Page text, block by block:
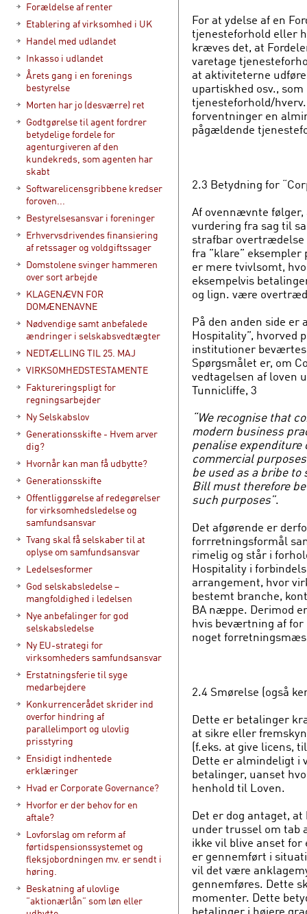
Forældelse af renter
Etablering af virksomhed i UK
Handel med udlandet
Inkasso i udlandet
Årets gang i en forenings
bestyrelse
Morten har jo (desværre) ret
Godtgørelse til agent fordrer
betydelige fordele for
agenturgiveren af den
kundekreds, som agenten har
skabt
Softwarelicensgribbene kredser
foroven...
Bestyrelsesansvar i foreninger
Erhvervsdrivendes finansiering
af retssager og voldgiftssager
Domstolene svinger hammeren
over sort arbejde
KLAGENÆVN FOR
DOMÆNENAVNE
Nødvendige samt anbefalede
ændringer i selskabsvedtægter
NEDTÆLLING TIL 25. MAJ
VIRKSOMHEDSTESTAMENTE
Faktureringspligt for
regningsarbejder
Ny Selskabslov
Generationsskifte - Hvem arver
dig?
Hvornår kan man få udbytte?
Generationsskifte
Offentliggørelse af redegørelser
for virksomhedsledelse og
samfundsansvar
Tvang skal få selskaber til at
oplyse om samfundsansvar
Ledelsesformer
God selskabsledelse –
mangfoldighed i ledelsen
Nye anbefalinger for god
selskabsledelse
Ny EU-strategi for
virksomheders samfundsansvar
Erstatningsferie til syge
medarbejdere
Konkurrencerådet skrider ind
overfor hindring af
parallelimport og ulovlig
prisstyring
Ensidigt indhentede
erklæringer
Hvad er Corporate Governance?
Hvorfor er der behov for en
aftale?
Lovforslag om reform af
førtidspensionssystemet og
fleksjobordningen mv. er sendt i
høring.
Beskatning af ulovlige
”aktionærlån” som løn eller
For at ydelse af en
tjenesteforhold eller
kræves det, at
varetage
at aktiviteterne
upartiskhed osv.,
tjenesteforhold/
forventninger en
pågældende
2.3 Betydning for
Af ovennævnte følger,
vurdering fra sag til
strafbar overtrædelse
fra ”klare”
er mere tvivlsomt,
eksempelvis
og lign. være
På den anden side er
Hospitality”, hvorved
institutioner
Spørgsmålet er, om
vedtagelsen af loven
Tunnicliffe, 3
“We recognise that
modern business
penalise
commercial
be used as a bribe to
Bill must therefore
such purposes”.
Det afgørende er
forrretningsformål
rimelig og står i
Hospitality i
arrangement, hvor
bestemt branche,
BA næppe. Derimod
hvis beværtning af for
noget
2.4 Smørelse (også
Dette er betalinger
at sikre eller
(f.eks. at give licens,
Dette er almindeligt i
betalinger, uanset
henhold til Loven.
Det er dog antaget,
under trussel om tab
ikke vil blive anset
er gennemført i
vil det være
gennemføres. Dette
momenter. Dette
betalinger i højere